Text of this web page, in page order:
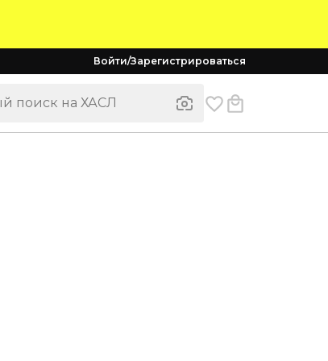
Войти/Зарегистрироваться